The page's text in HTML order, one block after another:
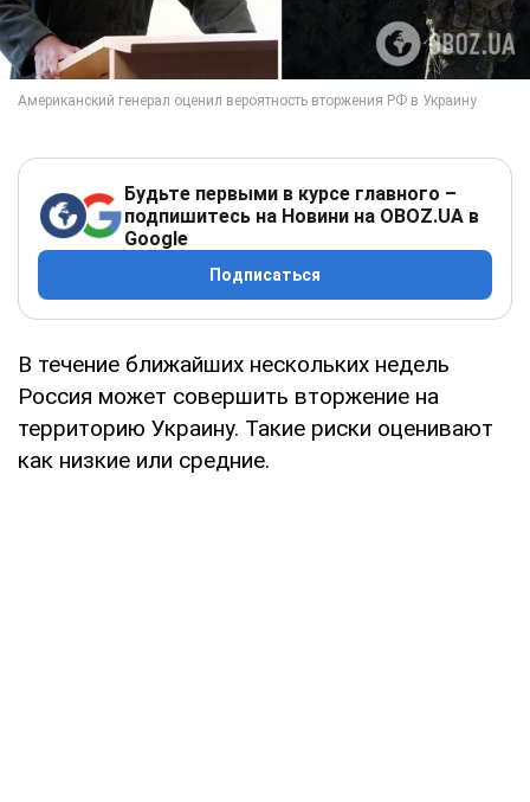
Будьте первыми в курсе главного –
подпишитесь на Новини на OBOZ.UA в
Google
Подписаться
В течение ближайших нескольких недель
Россия может совершить вторжение на
территорию Украину. Такие риски оценивают
как низкие или средние.